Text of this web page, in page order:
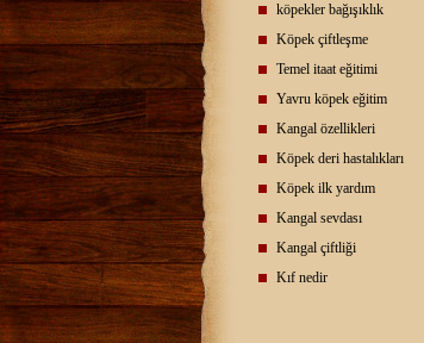
köpekler bağışıklık
Köpek çiftleşme
Temel itaat eğitimi
Yavru köpek eğitim
Kangal özellikleri
Köpek deri hastalıkları
Köpek ilk yardım
Kangal sevdası
Kangal çiftliği
Kıf nedir